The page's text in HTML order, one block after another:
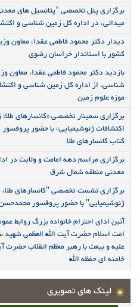
برگزاری پنل تخصصی "پتانسیل های
میدانی، در اداره کل زمین شناسی و
دیدار دکتر محمود فاطمی عقدا، معاون
کشور با استاندار خراسان رضوی
بازدید دکتر محمود فاطمی عقدا،
شناسی، از اداره کل زمین شناسی و
موزه علوم زمین
برگزاری سمینار تخصصی «کانسارهای
اکتشافات ژئوشیمیایی» با حضور
کتاب کانسارهای طلا
برگزاری مراسم دهه امامت و ولایت در
معدنی منطقه شمال شرق
برگزاری نشست تخصصی "کانسارهای طلا،
ژئوشیمیایی" با حضور پروفسور
آئین ادای احترام خانواده بزرگ روابط
امت اسلام حضرت آیت الله العظمی
علیه و بیعت با رهبر معظم انقلاب حضرت
خامنه ای حفظه الله
لینک های تصویری